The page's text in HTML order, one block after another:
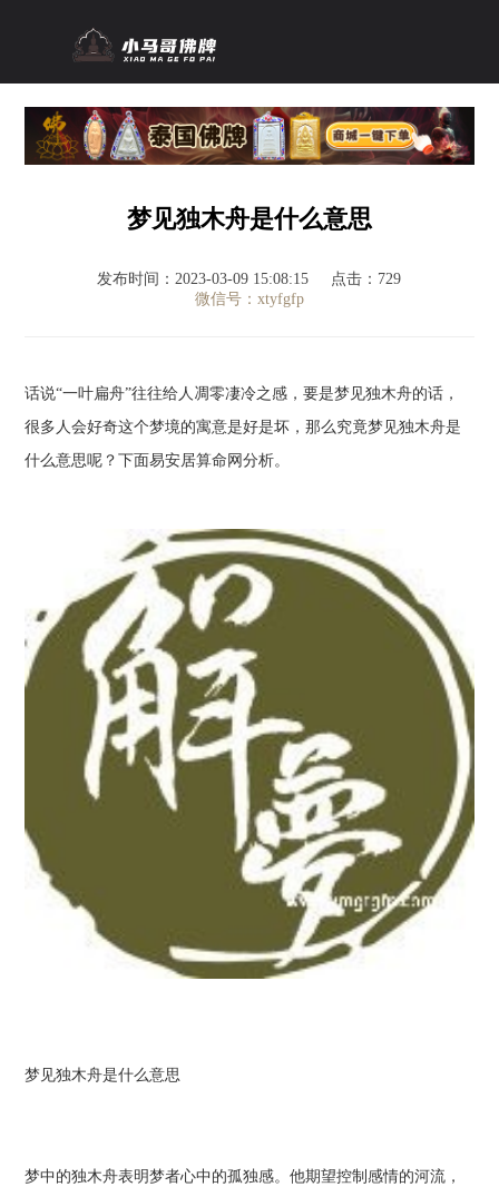
梦见独木舟是什么意思
发布时间：2023-03-09 15:08:15
点击：729
微信号：xtyfgfp
话说“一叶扁舟”往往给人凋零凄冷之感，要是梦见独木舟的话，
很多人会好奇这个梦境的寓意是好是坏，那么究竟梦见独木舟是
什么意思呢？下面易安居算命网分析。
梦见独木舟是什么意思
梦中的独木舟表明梦者心中的孤独感。他期望控制感情的河流，